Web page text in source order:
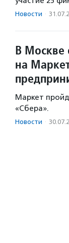
Новости ·
В Москве
на
Маркет
«Сбера».
Новости ·